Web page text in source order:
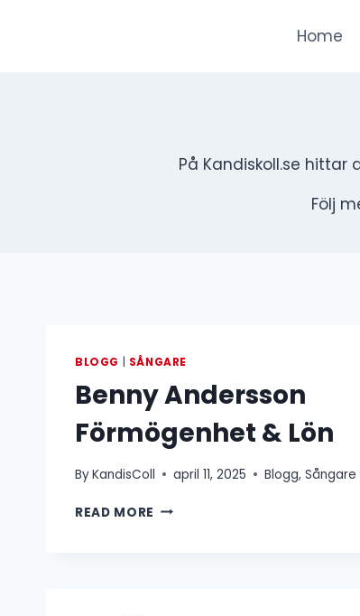
Home
På Kandiskoll.se
Följ
BLOGG SÅNGARE
Benny Andersson
Förmögenhet & Lön
ByKandisColl april 11, 2025 Blogg,Sångare
READ MORE BENNY